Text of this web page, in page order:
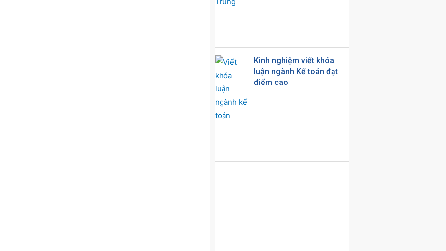
Kinh nghiệm viết khóa
luận ngành Kế toán đạt
điểm cao